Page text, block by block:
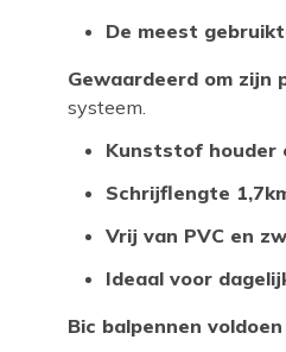
De meest
Gewaardeerd om
systeem.
Kunststof houder
Schrijflengte
Vrij van PVC en
Ideaal voor
Bic balpennen